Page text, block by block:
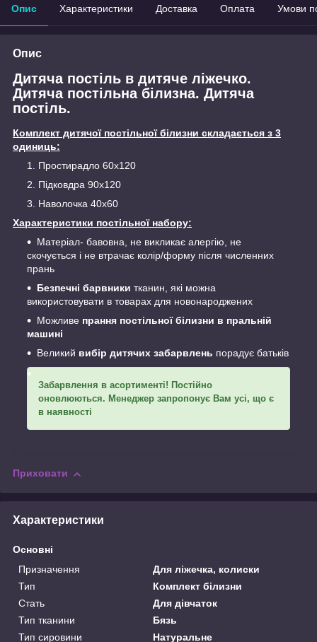
Опис Характеристики Доставка Оплата Умови
Опис
Дитяча постіль в дитяче ліжечко.
Дитяча постільна білизна. Дитяча
постіль.
Комплект дитячої постільної білизни складається з 3
одиниць:
Простирадло 60х120
Підковдра 90х120
Наволочка 40х60
Характеристики постільної набору:
Матеріал- бавовна, не викликає алергію, не
скочується і не втрачає колір/форму після численних
прань
Безпечні барвники тканин, які можна
використовувати в товарах для новонароджених
Можливе прання постільної білизни в пральній
машині
Великий вибір дитячих забарвлень порадує батьків
Забарвлення в асортименті! Постійно
оновлюються. Менеджер запропонує Вам усі, що є
в наявності
Приховати
Характеристики
Основні
Призначення
Для ліжечка, колиски
Тип
Комплект білизни
Стать
Для дівчаток
Тип тканини
Бязь
Тип сировини
Натуральне